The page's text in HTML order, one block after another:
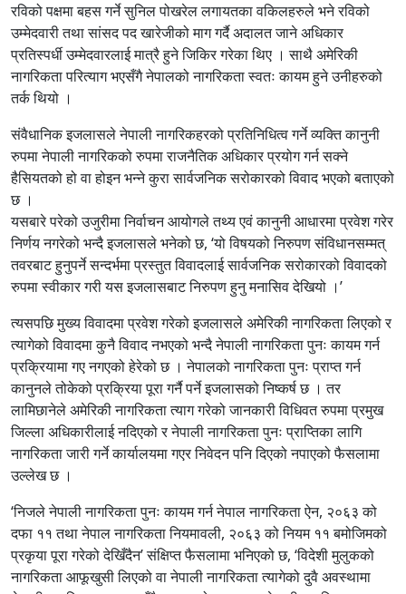
रविको पक्षमा बहस गर्ने सुनिल पोखरेल लगायतका वकिलहरुले भने रविको
उम्मेदवारी तथा सांसद पद खारेजीको माग गर्दै अदालत जाने अधिकार
प्रतिस्पर्धी उम्मेदवारलाई मात्रै हुने जिकिर गरेका थिए । साथै अमेरिकी
नागरिकता परित्याग भएसँगै नेपालको नागरिकता स्वतः कायम हुने उनीहरुको
तर्क थियो ।
संवैधानिक इजलासले नेपाली नागरिकहरको प्रतिनिधित्व गर्ने व्यक्ति कानुनी
रुपमा नेपाली नागरिकको रुपमा राजनैतिक अधिकार प्रयोग गर्न सक्ने
हैसियतको हो वा होइन भन्ने कुरा सार्वजनिक सरोकारको विवाद भएको बताएको
छ ।
यसबारे परेको उजुरीमा निर्वाचन आयोगले तथ्य एवं कानुनी आधारमा प्रवेश गरेर
निर्णय नगरेको भन्दै इजलासले भनेको छ, ‘यो विषयको निरुपण संविधानसम्मत्
तवरबाट हुनुपर्ने सन्दर्भमा प्रस्तुत विवादलाई सार्वजनिक सरोकारको विवादको
रुपमा स्वीकार गरी यस इजलासबाट निरुपण हुनु मनासिव देखियो ।’
त्यसपछि मुख्य विवादमा प्रवेश गरेको इजलासले अमेरिकी नागरिकता लिएको र
त्यागेको विवादमा कुनै विवाद नभएको भन्दै नेपाली नागरिकता पुनः कायम गर्न
प्रक्रियामा गए नगएको हेरेको छ । नेपालको नागरिकता पुनः प्राप्त गर्न
कानुनले तोकेको प्रक्रिया पूरा गर्नै पर्ने इजलासको निष्कर्ष छ । तर
लामिछानेले अमेरिकी नागरिकता त्याग गरेको जानकारी विधिवत रुपमा प्रमुख
जिल्ला अधिकारीलाई नदिएको र नेपाली नागरिकता पुनः प्राप्तिका लागि
नागरिकता जारी गर्ने कार्यालयमा गएर निवेदन पनि दिएको नपाएको फैसलामा
उल्लेख छ ।
‘निजले नेपाली नागरिकता पुनः कायम गर्न नेपाल नागरिकता ऐन, २०६३ को
दफा ११ तथा नेपाल नागरिकता नियमावली, २०६३ को नियम ११ बमोजिमको
प्रकृया पूरा गरेको देखिँदैन’ संक्षिप्त फैसलामा भनिएको छ, ‘विदेशी मुलुकको
नागरिकता आफूखुसी लिएको वा नेपाली नागरिकता त्यागेको दुवै अवस्थामा